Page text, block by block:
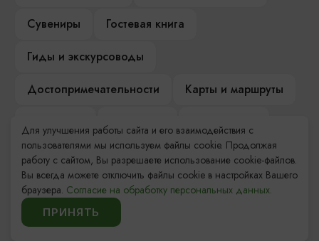
Сувениры
Гостевая книга
Гиды и экскурсоводы
Достопримечательности
Карты и маршруты
Компас Балтийской кухни
Настоящий Калининградец
Музеи
Для улучшения работы сайта и его взаимодействия с
пользователями мы используем файлы cookie. Продолжая
работу с сайтом, Вы разрешаете использование cookie-файлов.
Вы всегда можете отключить файлы cookie в настройках Вашего
браузера. Согласие на обработку персональных данных.
ПРИНЯТЬ